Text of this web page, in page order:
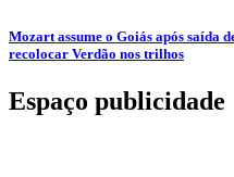
Mozart assume o Goiás após saída
recolocar Verdão nos trilhos
Espaço publicidade